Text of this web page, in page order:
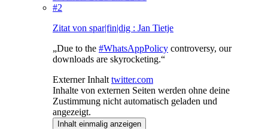
#2
Zitat von spar|fin|dig : Jan Tietje
„Due to the #WhatsAppPolicy controversy, our
downloads are skyrocketing.“
Externer Inhalt twitter.com
Inhalte von externen Seiten werden ohne deine
Zustimmung nicht automatisch geladen und
angezeigt.
Inhalt einmalig anzeigen